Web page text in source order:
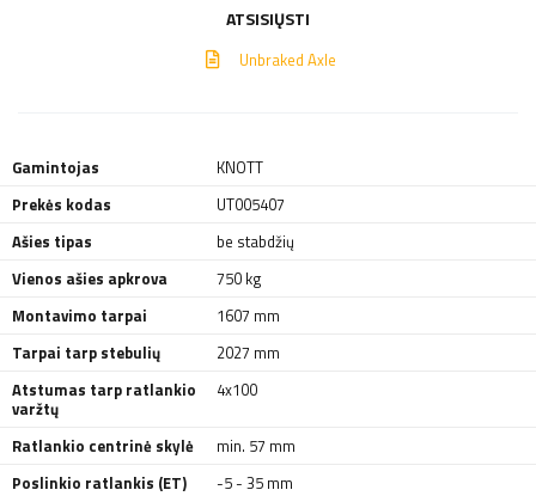
ATSISIŲSTI
Unbraked Axle
Gamintojas
KNOTT
Prekės kodas
UT005407
Ašies tipas
be stabdžių
Vienos ašies apkrova
750 kg
Montavimo tarpai
1607 mm
Tarpai tarp stebulių
2027 mm
Atstumas tarp ratlankio
varžtų
4x100
Ratlankio centrinė skylė
min. 57 mm
Poslinkio ratlankis (ET)
-5 - 35 mm